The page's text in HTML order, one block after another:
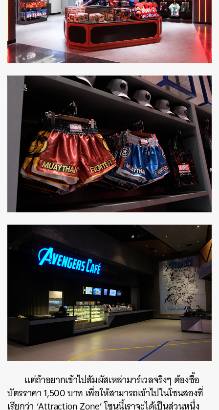
แต่ถ้าอยากเข้าไปสัมผัสเหล่ามาร์เวลจริงๆ ต้องซื้อ
บัตรราคา 1,500 บาท เพื่อให้สามารถเข้าไปในโซนสองที่
เรียกว่า ‘Attraction Zone’ โซนนี้เราจะได้เป็นส่วนหนึ่ง